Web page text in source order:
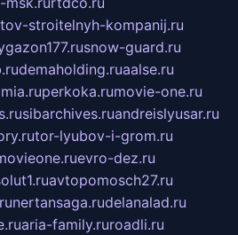
stroitelnyh-kompanij.ru
snow-guard.ru
demaholding.ruaalse.ru
perkoka.rumovie-one.ru
sibarchives.ruandreislyusar.ru
tor-lyubov-i-grom.ru
evro-dez.ru
avtopomosch27.ru
nertansaga.rudelanalad.ru
aria-family.ruroadli.ru